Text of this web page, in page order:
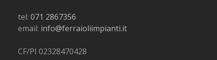
tel:071 2867356
email: info@ferraioliimpianti.it
CF/PI 02328470428